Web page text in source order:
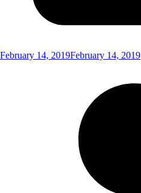
February 14, 2019February 14, 2019